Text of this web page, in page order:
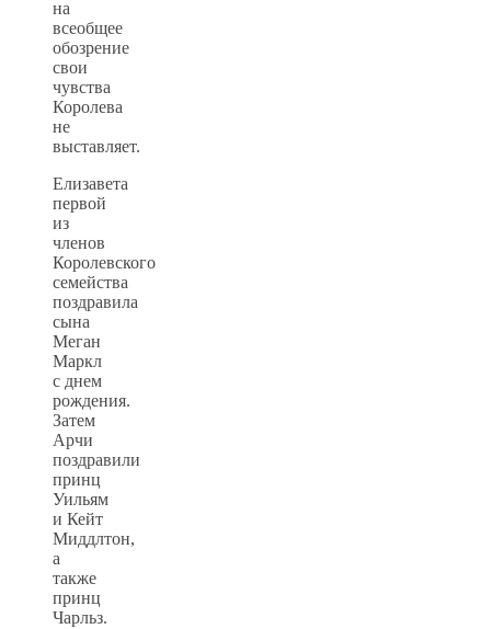
на
всеобщее
обозрение
свои
чувства
Королева
не
выставляет.
Елизавета
первой
из
членов
Королевского
семейства
поздравила
сына
Меган
Маркл
с днем
рождения.
Затем
Арчи
поздравили
принц
Уильям
и Кейт
Миддлтон,
а
также
принц
Чарльз.